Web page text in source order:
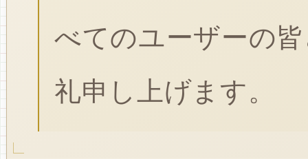
べてのユーザーの
礼申し上げます。